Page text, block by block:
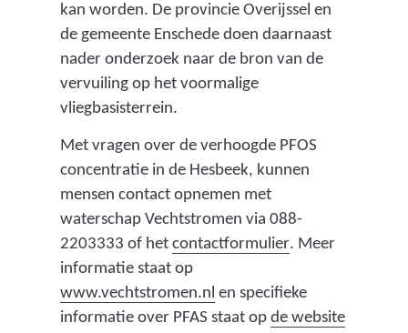
kan worden. De provincie Overijssel en
de gemeente Enschede doen daarnaast
nader onderzoek naar de bron van de
vervuiling op het voormalige
vliegbasisterrein.
Met vragen over de verhoogde PFOS
concentratie in de Hesbeek, kunnen
mensen contact opnemen met
waterschap Vechtstromen via 088-
2203333 of het contactformulier(
e
r
. Meer
informatie staat op
www.vechtstromen.nl (
v
en specifieke
informatie over PFAS staat op de website